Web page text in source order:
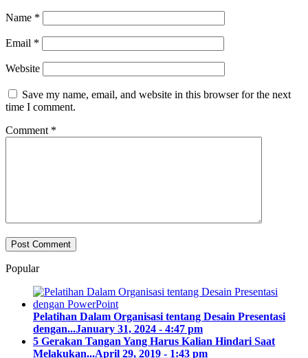
Name *
Email *
Website
Save my name, email, and website in this browser for the next
time I comment.
Comment *
Popular
Pelatihan Dalam Organisasi tentang Desain Presentasi
dengan...January 31, 2024 - 4:47 pm
5 Gerakan Tangan Yang Harus Kalian Hindari Saat
Melakukan...April 29, 2019 - 1:43 pm